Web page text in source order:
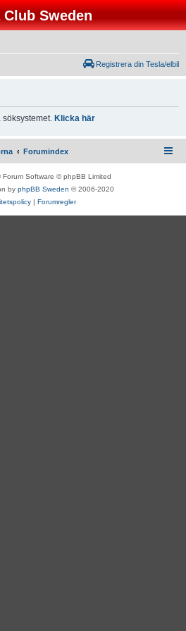
Club Sweden
Registrera din Tesla/elbil
söksystemet. Klicka här
Forumindex
Forum Software © phpBB Limited
by phpBB Sweden © 2006-2020
| Forumregler